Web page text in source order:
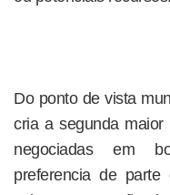
Do ponto de vista
cria a segunda
negociadas em
preferencia de